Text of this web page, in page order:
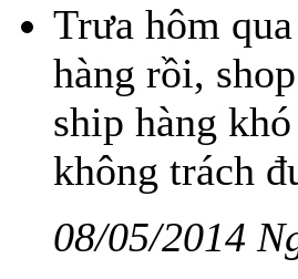
Trưa hôm
hàng rồi,
ship hàng
không trách
08/05/2014